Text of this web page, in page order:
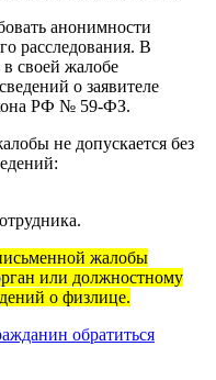
анонимности
расследования. В
в своей жалобе
о заявителе
РФ № 59-ФЗ.
не допускается без
жалобы
или должностному
о физлице.
обратиться